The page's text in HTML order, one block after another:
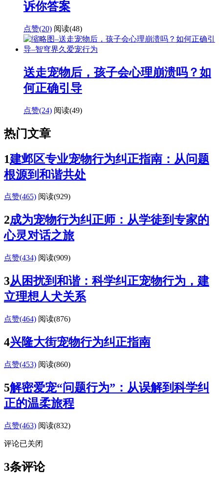
诉你答案
点赞(20) 阅读(48)
送走宠物后，孩子会心理崩溃吗？如
何正确引导
点赞(24) 阅读(49)
热门文章
1建邺区专业宠物行为纠正指南：从问题
根源到和谐共处
点赞(465) 阅读(929)
2成为宠物行为纠正师：从学徒到专家的
心灵对话之旅
点赞(434) 阅读(909)
3从困扰到和谐：科学纠正宠物行为，建
立理想人犬关系
点赞(464) 阅读(876)
4兴隆大街宠物行为纠正指南
点赞(453) 阅读(860)
5解密爱宠“问题行为”：从误解到科学纠
正的温柔旅程
点赞(463) 阅读(832)
评论已关闭
3条评论